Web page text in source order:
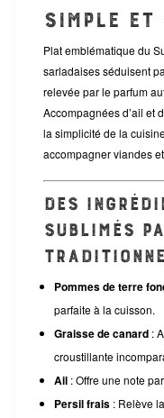
simple et
Plat emblématique du
sarladaises séduisent
relevée par le parfum
Accompagnées d’ail et
la simplicité de la
accompagner viandes
Des
sublimés
Pommes de terre
parfaite à la cuisson.
Graisse de canard:
croustillante
Ail: Offre une note
Persil frais: Relève